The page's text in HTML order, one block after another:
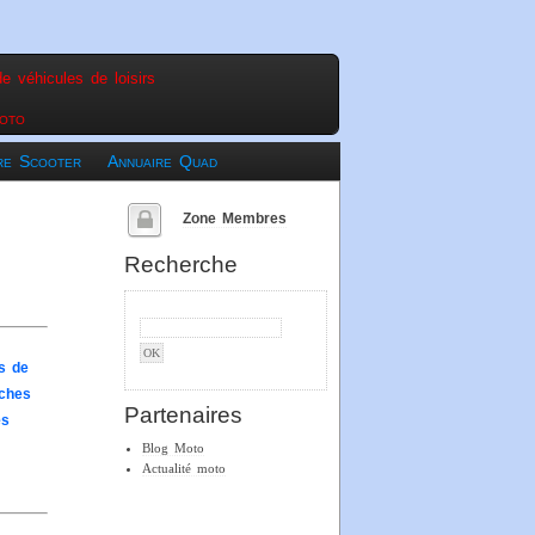
véhicules de loisirs
Scooter Annuaire Quad
Zone Membres
Recherche
Partenaires
Blog Moto
Actualité moto
de